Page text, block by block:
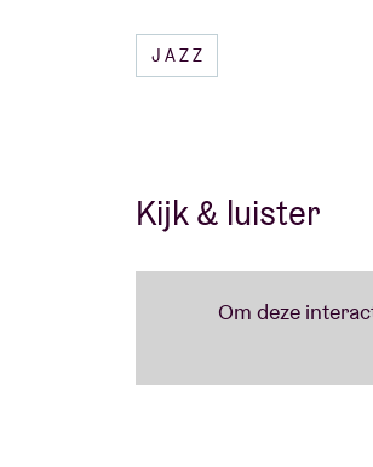
voor oude en
JAZZ
Kijk & luister